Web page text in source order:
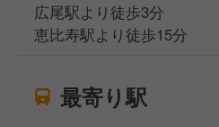
広尾駅より徒歩3分
恵比寿駅より徒歩15分
最寄り駅